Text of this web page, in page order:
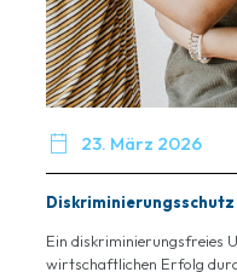
 23. März 2026
Diskriminierungsschutz
Ein diskriminierungsfreies
wirtschaftlichen Erfolg